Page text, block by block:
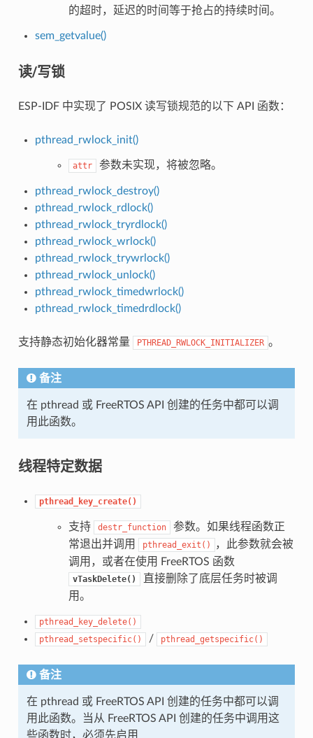
的超时，延迟的时间等于抢占的持续时间。
sem_getvalue()
读/写锁
ESP-IDF 中实现了 POSIX 读写锁规范的以下 API 函数：
pthread_rwlock_init()
attr 参数未实现，将被忽略。
pthread_rwlock_destroy()
pthread_rwlock_rdlock()
pthread_rwlock_tryrdlock()
pthread_rwlock_wrlock()
pthread_rwlock_trywrlock()
pthread_rwlock_unlock()
pthread_rwlock_timedwrlock()
pthread_rwlock_timedrdlock()
支持静态初始化器常量 PTHREAD_RWLOCK_INITIALIZER 。
备注
在 pthread 或 FreeRTOS API 创建的任务中都可以调
用此函数。
线程特定数据
pthread_key_create()
支持 destr_function
参数。如果线程函数正
常退出并调用
pthread_exit()
，此参数就会被
调用，或者在使用 FreeRTOS 函数
vTaskDelete()
直接删除了底层任务时被调
用。
pthread_key_delete()
pthread_setspecific()
/ pthread_getspecific()
备注
在 pthread 或 FreeRTOS API 创建的任务中都可以调
用此函数。当从 FreeRTOS API 创建的任务中调用这
些函数时，必须先启用